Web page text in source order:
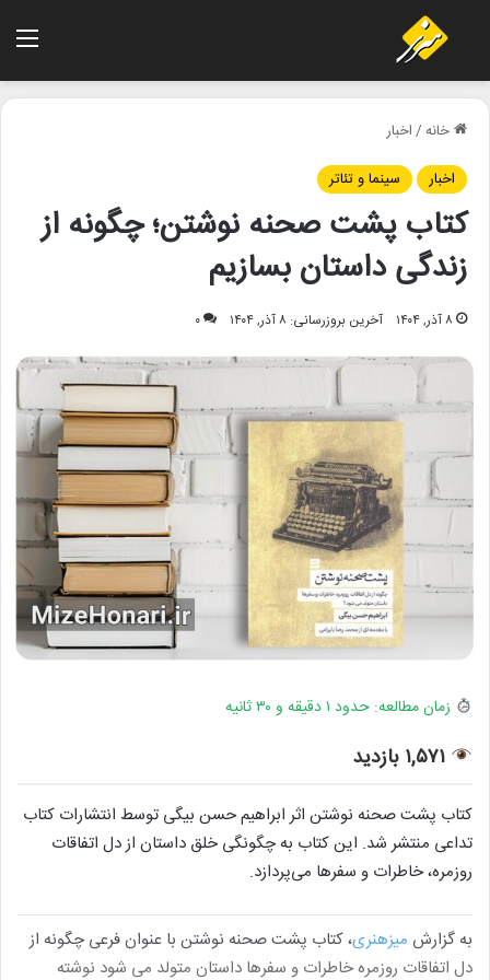
خانه/اخبار
اخبار
سینما و تئاتر
کتاب پشت صحنه نوشتن؛ چگونه از
زندگی داستان بسازیم
۸ آذر, ۱۴۰۴ آخرین بروزرسانی: ۸ آذر, ۱۴۰۴ ۰
زمان مطالعه: حدود ۱ دقیقه و ۳۰ ثانیه
۱,۵۷۱ بازدید
کتاب پشت صحنه نوشتن اثر ابراهیم حسن بیگی توسط انتشارات کتاب
تداعی منتشر شد. این کتاب به چگونگی خلق داستان از دل اتفاقات
روزمره، خاطرات و سفرها می‌پردازد.
به گزارش میزهنری، کتاب پشت صحنه نوشتن با عنوان فرعی چگونه از
دل اتفاقات روزمره خاطرات و سفرها داستان متولد می شود نوشته